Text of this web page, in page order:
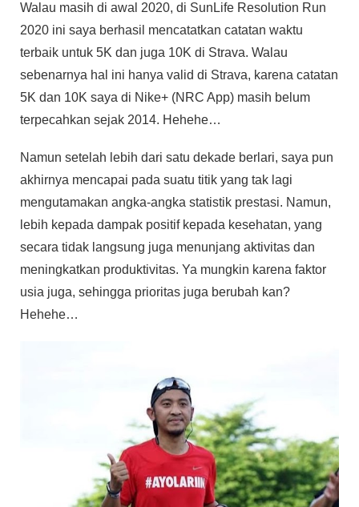
Walau masih di awal 2020, di SunLife Resolution Run
2020 ini saya berhasil mencatatkan catatan waktu
terbaik untuk 5K dan juga 10K di Strava. Walau
sebenarnya hal ini hanya valid di Strava, karena catatan
5K dan 10K saya di Nike+ (NRC App) masih belum
terpecahkan sejak 2014. Hehehe…
Namun setelah lebih dari satu dekade berlari, saya pun
akhirnya mencapai pada suatu titik yang tak lagi
mengutamakan angka-angka statistik prestasi. Namun,
lebih kepada dampak positif kepada kesehatan, yang
secara tidak langsung juga menunjang aktivitas dan
meningkatkan produktivitas. Ya mungkin karena faktor
usia juga, sehingga prioritas juga berubah kan?
Hehehe…